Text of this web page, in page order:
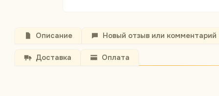
Описание Новый отзыв или комментарий
Доставка Оплата